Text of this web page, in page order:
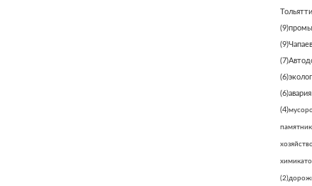
Тольятти
(9)
(9)
(7)
(6)
(6)авария
(4)
(2)